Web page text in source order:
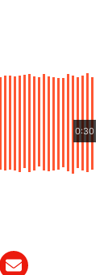
0:30